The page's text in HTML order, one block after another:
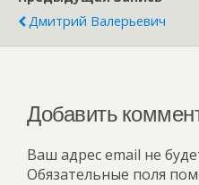
Дмитрий Валерьевич
Добавить
Ваш адрес email не
Обязательные поля